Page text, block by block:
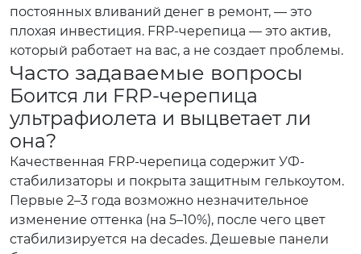
постоянных вливаний денег в ремонт, — это
плохая инвестиция. FRP-черепица — это актив,
который работает на вас, а не создает проблемы.
Часто задаваемые вопросы
Боится ли FRP-черепица
ультрафиолета и выцветает ли
она?
Качественная FRP-черепица содержит УФ-
стабилизаторы и покрыта защитным гелькоутом.
Первые 2–3 года возможно незначительное
изменение оттенка (на 5–10%), после чего цвет
стабилизируется на decades. Дешевые панели